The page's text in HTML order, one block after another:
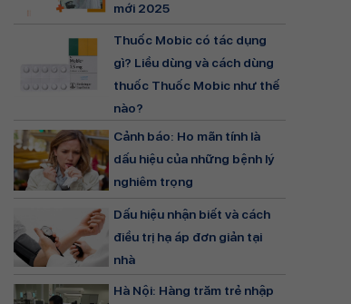
mới 2025
Thuốc Mobic có tác dụng
gì? Liều dùng và cách dùng
thuốc Thuốc Mobic như thế
nào?
Cảnh báo: Ho mãn tính là
dấu hiệu của những bệnh lý
nghiêm trọng
Dấu hiệu nhận biết và cách
điều trị hạ áp đơn giản tại
nhà
Hà Nội: Hàng trăm trẻ nhập